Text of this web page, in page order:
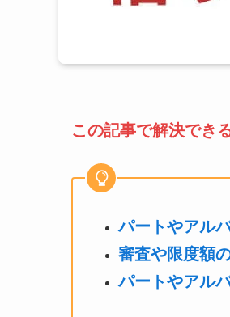
この記事で解決でき
パートやアル
審査や限度額
パートやアル